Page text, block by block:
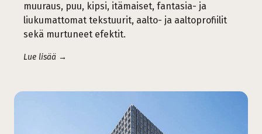
muuraus, puu, kipsi, itämaiset, fantasia- ja
liukumattomat tekstuurit, aalto- ja aaltoprofiilit
sekä murtuneet efektit.
Lue lisää →